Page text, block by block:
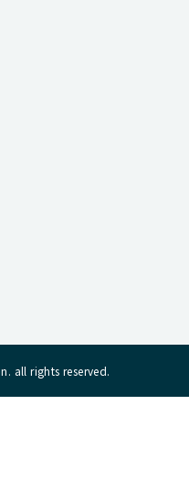
all rights reserved.